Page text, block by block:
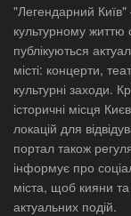
"Легендарний
культурному життю
публікуються
місті: концерти,
культурні заходи.
історичні місця
локацій для
портал також
інформує про
міста, щоб кияни та
актуальних подій.